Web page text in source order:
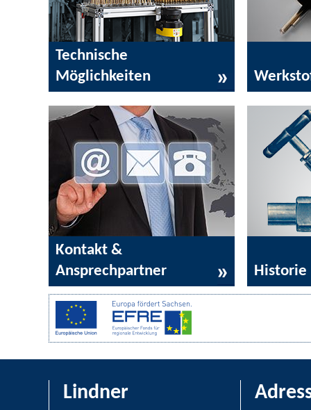
Technische
Möglichkeiten
Kontakt &
Ansprechpartner
Historie
Lindner